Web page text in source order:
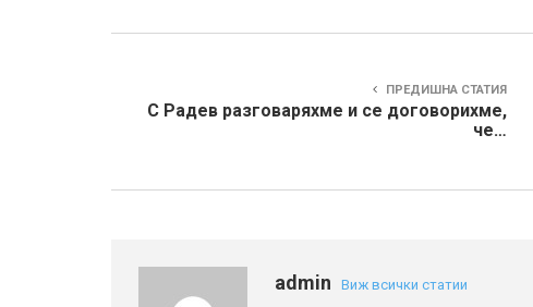
ПРЕДИШНА СТАТИЯ
С Радев разговаряхме и се договорихме,
че…
admin Виж всички статии